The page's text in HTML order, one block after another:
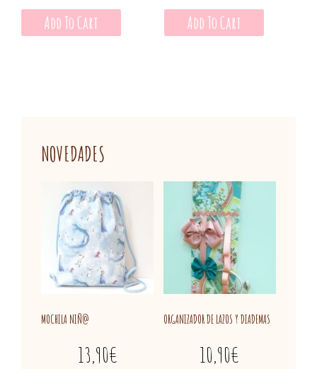
Add To Cart Add To Cart
NOVEDADES
MOCHILA NIÑ@
13,90€
ORGANIZADOR DE LAZOS Y DIADEMAS
10,90€